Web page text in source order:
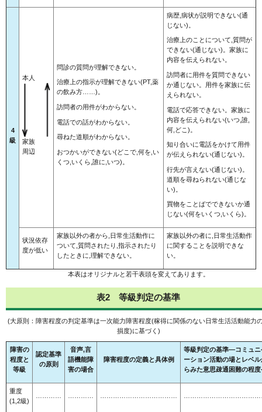
4
級
本人
家族
周辺
問診の質問が理解できない。
治療上の指示が理解できない(PT,薬
の飲み方……)。
訪問者の用件がわからない。
電話での話がわからない。
尋ねた道順がわからない。
おつかいができない(どこで,何を,い
くつ,いくら,誰に,いつ)。
病歴,病状が説明できない(通
じない)。
治療上のことについて,質問が
できない(通じない)。家族に
内容を伝えられない。
訪問者に用件を質問できない
か通じない。用件を家族に伝
えられない。
電話で応答できない。家族に
内容を伝えられない(いつ,誰,
何,どこ)。
知り合いに電話をかけて用件
が伝えられない(通じない)。
行先が言えない(通じない)。
道順を尋ねられない(通じな
い)。
買物をことばでできないか通
じない(何をいくつ,いくら)。
状況依存
度が低い
家族以外の者から,日常生活動作に
ついて,質問されたり,指示されたり
したときに,理解できない。
家族以外の者に,日常生活動作
に関することを説明できな
い。
本表はオリジナルと若干表頭を変えてあります。
表2 等級判定の基準
(大原則：障害程度の判定基準は一次能力障害程度(稼得に関係のない日常生活活動能力
損度)に基づく)
障害の
程度と
等級
認定基準
の原則
音声,言
語機能障
害の場合
障害程度の定義と具体例
等級判定の基準―コミュニ
ーション活動の場とレベル
らみた意思疎通困難の程
重度
(1,2級)